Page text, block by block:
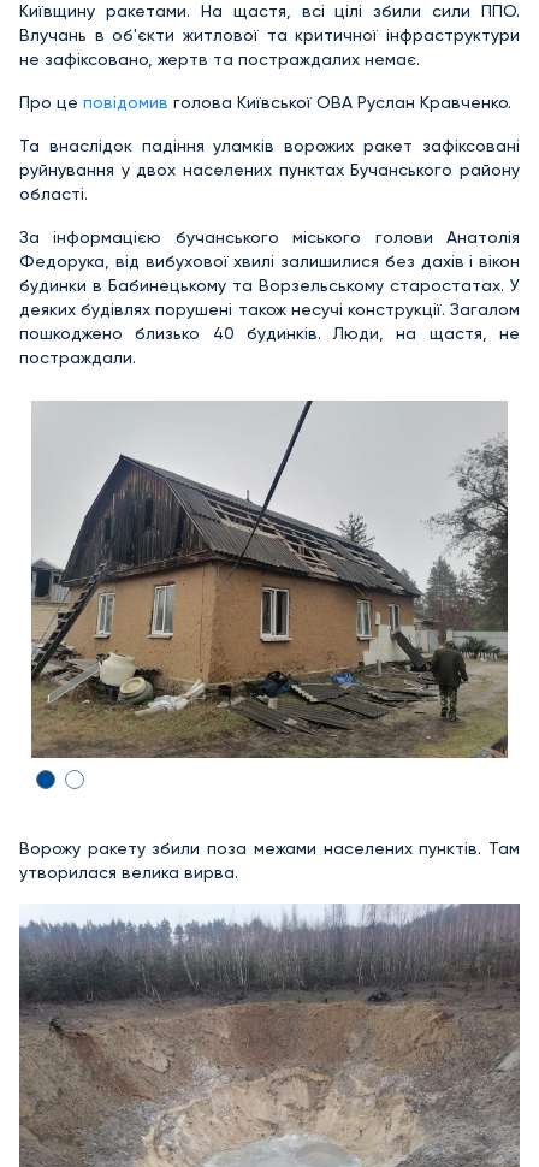
Київщину ракетами. На щастя, всі цілі збили сили ППО.
Влучань в об'єкти житлової та критичної інфраструктури
не зафіксовано, жертв та постраждалих немає.
Про це повідомив голова Київської ОВА Руслан Кравченко.
Та внаслідок падіння уламків ворожих ракет зафіксовані
руйнування у двох населених пунктах Бучанського району
області.
За інформацією бучанського міського голови Анатолія
Федорука, від вибухової хвилі залишилися без дахів і вікон
будинки в Бабинецькому та Ворзельському старостатах. У
деяких будівлях порушені також несучі конструкції. Загалом
пошкоджено близько 40 будинків. Люди, на щастя, не
постраждали.
Ворожу ракету збили поза межами населених пунктів. Там
утворилася велика вирва.